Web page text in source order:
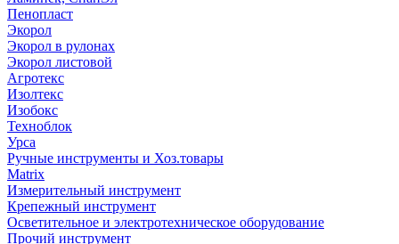
Пенопласт
Экорол
Экорол в рулонах
Экорол листовой
Агротекс
Изолтекс
Изобокс
Техноблок
Урса
Ручные инструменты и Хоз.товары
Matrix
Измерительный инструмент
Крепежный инструмент
Осветительное и электротехническое оборудование
Прочий инструмент